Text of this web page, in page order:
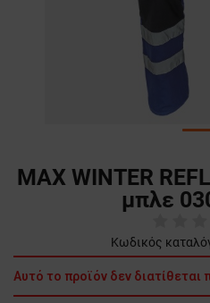
MAX WINTER
μπλε
Κωδικός
Αυτό το προϊόν δεν διατίθεται